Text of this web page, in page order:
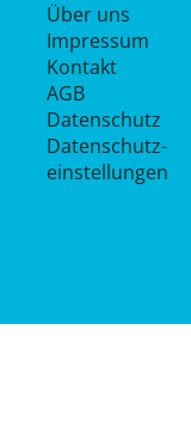
Über uns
Impressum
Kontakt
AGB
Datenschutz
Datenschutz­
einstellungen